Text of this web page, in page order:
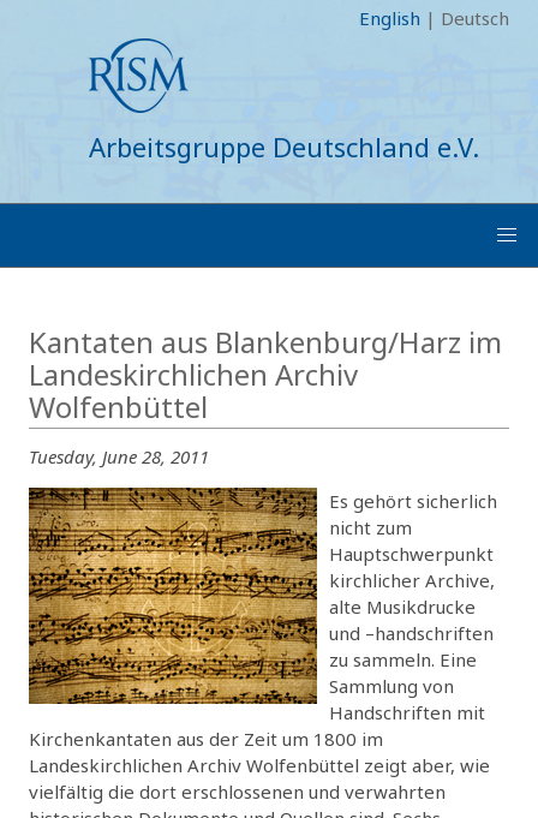
English | Deutsch
Arbeitsgruppe Deutschland e.V.
Kantaten aus Blankenburg/Harz im
Landeskirchlichen Archiv
Wolfenbüttel
Tuesday, June 28, 2011
Es gehört sicherlich
nicht zum
Hauptschwerpunkt
kirchlicher Archive,
alte Musikdrucke
und –handschriften
zu sammeln. Eine
Sammlung von
Handschriften mit
Kirchenkantaten aus der Zeit um 1800 im
Landeskirchlichen Archiv Wolfenbüttel zeigt aber, wie
vielfältig die dort erschlossenen und verwahrten